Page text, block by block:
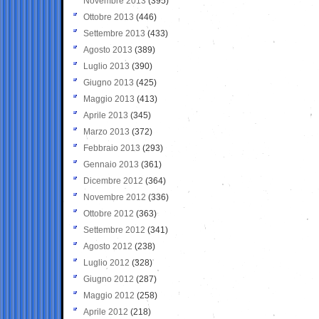
Ottobre 2013 (446)
Settembre 2013 (433)
Agosto 2013 (389)
Luglio 2013 (390)
Giugno 2013 (425)
Maggio 2013 (413)
Aprile 2013 (345)
Marzo 2013 (372)
Febbraio 2013 (293)
Gennaio 2013 (361)
Dicembre 2012 (364)
Novembre 2012 (336)
Ottobre 2012 (363)
Settembre 2012 (341)
Agosto 2012 (238)
Luglio 2012 (328)
Giugno 2012 (287)
Maggio 2012 (258)
Aprile 2012 (218)